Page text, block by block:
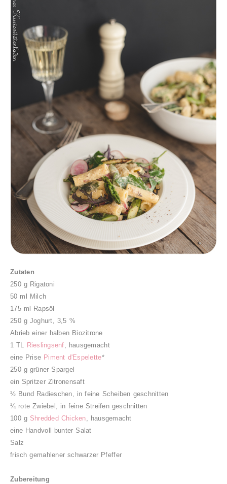
Zutaten
250 g Rigatoni
50 ml Milch
175 ml Rapsöl
250 g Joghurt, 3,5 %
Abrieb einer halben Biozitrone
1 TL Rieslingsenf, hausgemacht
eine Prise Piment d'Espelette*
250 g grüner Spargel
ein Spritzer Zitronensaft
½ Bund Radieschen, in feine Scheiben geschnitten
¼ rote Zwiebel, in feine Streifen geschnitten
100 g Shredded Chicken, hausgemacht
eine Handvoll bunter Salat
Salz
frisch gemahlener schwarzer Pfeffer
Zubereitung